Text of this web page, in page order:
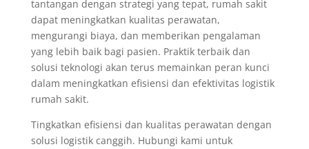
tantangan dengan strategi yang tepat, rumah sakit
dapat meningkatkan kualitas perawatan,
mengurangi biaya, dan memberikan pengalaman
yang lebih baik bagi pasien. Praktik terbaik dan
solusi teknologi akan terus memainkan peran kunci
dalam meningkatkan efisiensi dan efektivitas logistik
rumah sakit.
Tingkatkan efisiensi dan kualitas perawatan dengan
solusi logistik canggih. Hubungi kami untuk